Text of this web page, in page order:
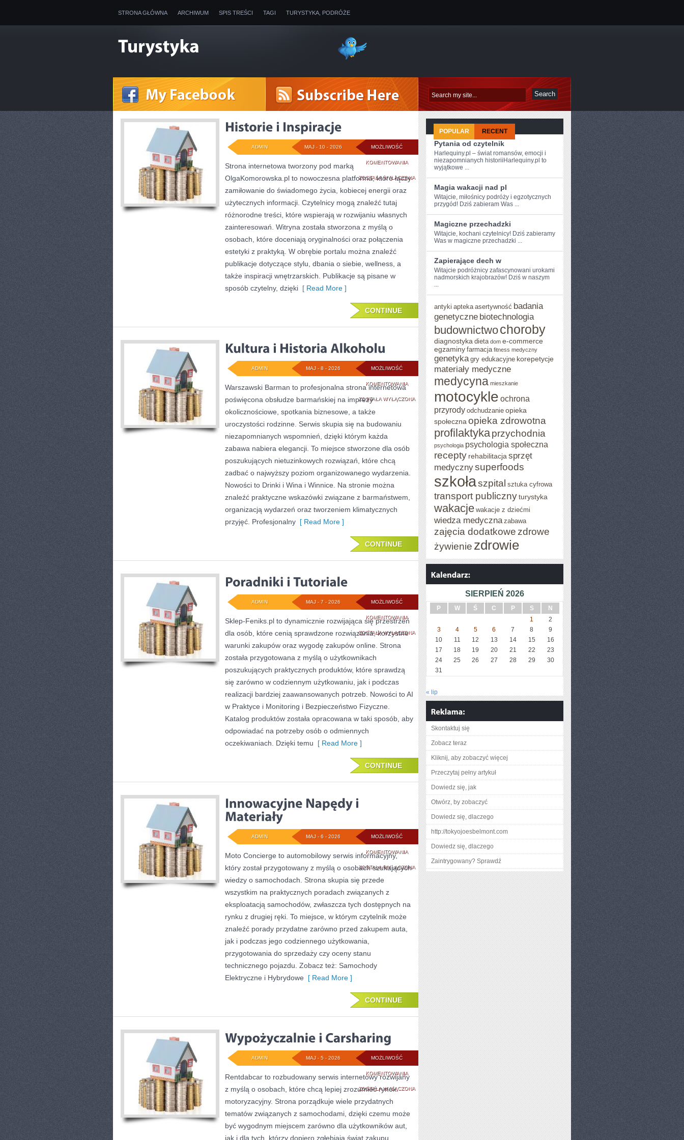
STRONA GŁÓWNA ARCHIWUM SPIS TREŚCI TAGI TURYSTYKA, PODRÓŻE
MOŻLIWOŚĆ
KOMENTOWANIAHISTORIE
I
INSPIRACJE
ZOSTAŁA WYŁĄCZONA
MAJ - 10 - 2026
ADMIN
Strona internetowa tworzony pod marką
OlgaKomorowska.pl to nowoczesna platforma, które łączy
zamiłowanie do świadomego życia, kobiecej energii oraz
użytecznych informacji. Czytelnicy mogą znaleźć tutaj
różnorodne treści, które wspierają w rozwijaniu własnych
zainteresowań. Witryna została stworzona z myślą o
osobach, które doceniają oryginalności oraz połączenia
estetyki z praktyką. W obrębie portalu można znaleźć
publikacje dotyczące stylu, dbania o siebie, wellness, a
także inspiracji wnętrzarskich. Publikacje są pisane w
sposób czytelny, dzięki [ Read More ]
CONTINUE
MOŻLIWOŚĆ
KOMENTOWANIAKULTURA
I
HISTORIA
ALKOHOLU
ZOSTAŁA WYŁĄCZONA
MAJ - 8 - 2026
ADMIN
Warszawski Barman to profesjonalna strona internetowa
poświęcona obsłudze barmańskiej na imprezy
okolicznościowe, spotkania biznesowe, a także
uroczystości rodzinne. Serwis skupia się na budowaniu
niezapomnianych wspomnień, dzięki którym każda
zabawa nabiera elegancji. To miejsce stworzone dla osób
poszukujących nietuzinkowych rozwiązań, które chcą
zadbać o najwyższy poziom organizowanego wydarzenia.
Nowości to Drinki i Wina i Winnice. Na stronie można
znaleźć praktyczne wskazówki związane z barmaństwem,
organizacją wydarzeń oraz tworzeniem klimatycznych
przyjęć. Profesjonalny [ Read More ]
CONTINUE
MOŻLIWOŚĆ
KOMENTOWANIAPORADNIKI
I
TUTORIALE
ZOSTAŁA WYŁĄCZONA
MAJ - 7 - 2026
ADMIN
Sklep-Feniks.pl to dynamicznie rozwijająca się przestrzeń
dla osób, które cenią sprawdzone rozwiązania, korzystne
warunki zakupów oraz wygodę zakupów online. Strona
została przygotowana z myślą o użytkownikach
poszukujących praktycznych produktów, które sprawdzą
się zarówno w codziennym użytkowaniu, jak i podczas
realizacji bardziej zaawansowanych potrzeb. Nowości to AI
w Praktyce i Monitoring i Bezpieczeństwo Fizyczne.
Katalog produktów została opracowana w taki sposób, aby
odpowiadać na potrzeby osób o odmiennych
oczekiwaniach. Dzięki temu [ Read More ]
CONTINUE
MOŻLIWOŚĆ
KOMENTOWANIAINNOWACYJNE
NAPĘDY
MATERIAŁY
ZOSTAŁA WYŁĄCZONA
MAJ - 6 - 2026
ADMIN
Moto Concierge to automobilowy serwis informacyjny,
który został przygotowany z myślą o osobach szukających
wiedzy o samochodach. Strona skupia się przede
wszystkim na praktycznych poradach związanych z
eksploatacją samochodów, zwłaszcza tych dostępnych na
rynku z drugiej ręki. To miejsce, w którym czytelnik może
znaleźć porady przydatne zarówno przed zakupem auta,
jak i podczas jego codziennego użytkowania,
przygotowania do sprzedaży czy oceny stanu
technicznego pojazdu. Zobacz też: Samochody
Elektryczne i Hybrydowe [ Read More ]
CONTINUE
MOŻLIWOŚĆ
KOMENTOWANIAWYPOŻYCZALNIE
I
CARSHARING
ZOSTAŁA WYŁĄCZONA
MAJ - 5 - 2026
ADMIN
Rentdabcar to rozbudowany serwis internetowy rozwijany
z myślą o osobach, które chcą lepiej zrozumieć rynek
motoryzacyjny. Strona porządkuje wiele przydatnych
tematów związanych z samochodami, dzięki czemu może
być wygodnym miejscem zarówno dla użytkowników aut,
jak i dla tych, którzy dopiero zgłębiają świat zakupu
POPULAR RECENT
Pytania od czytelnik
Harlequiny.pl – świat romansów, emocji i
niezapomnianych historiiHarlequiny.pl to
wyjątkowe ...
Magia wakacji nad pl
Witajcie, miłośnicy podróży ⁤i egzotycznych
przygód! Dziś zabieram Was ...
Magiczne przechadzki
Witajcie, kochani ⁤czytelnicy! Dziś zabieramy
Was w magiczne przechadzki ...
Zapierające dech w
Witajcie podróżnicy zafascynowani urokami
nadmorskich krajobrazów! Dziś w ⁣naszym
...
antyki apteka asertywność badania
genetyczne biotechnologia
budownictwochoroby
diagnostyka dieta dom e-commerce
egzaminy farmacja fitness medyczny
genetyka gry edukacyjne korepetycje
materiały medyczne
medycyna mieszkanie
motocykle ochrona
przyrody odchudzanie opieka
społeczna opieka zdrowotna
profilaktykaprzychodnia
psychologia psychologia społeczna
recepty rehabilitacja sprzęt
medycznysuperfoods
szkołaszpital sztuka cyfrowa
transport publicznyturystyka
wakacje wakacje z dziećmi
wiedza medyczna zabawa
zajęcia dodatkowe zdrowe
żywienie zdrowie
SIERPIEŃ 2026
P W Ś C P S
N
1
2
3
4 5 6 7 8
9
10
11 12 13 14 15
16
17
18 19 20 21 22
23
24
25 26 27 28 29
30
31
« lip
Skontaktuj się
Zobacz teraz
Kliknij, aby zobaczyć więcej
Przeczytaj pełny artykuł
Dowiedz się, jak
Otwórz, by zobaczyć
Dowiedz się, dlaczego
http://tokyojoesbelmont.com
Dowiedz się, dlaczego
Zaintrygowany? Sprawdź